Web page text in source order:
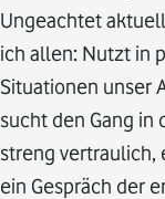
Ungeachtet
ich allen: Nutzt in
Situationen unser
sucht den Gang in
streng
ein Gespräch der